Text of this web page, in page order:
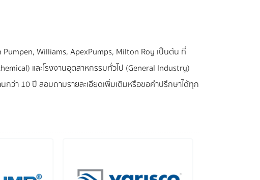
Williams, ApexPumps, Milton Roy เป็นต้น ที่
และโรงงานอุตสาหกรรมทั่วไป (General Industry)
า 10 ปี สอบถามรายละเอียดเพิ่มเติมหรือขอคำปรึกษาได้ทุก